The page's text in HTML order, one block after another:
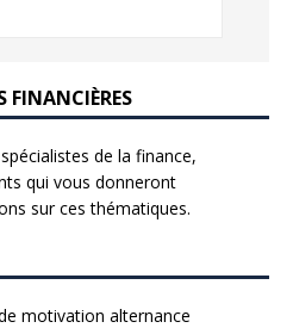
FINANCIÈRES
de la finance,
qui vous donneront
sur ces thématiques.
motivation alternance